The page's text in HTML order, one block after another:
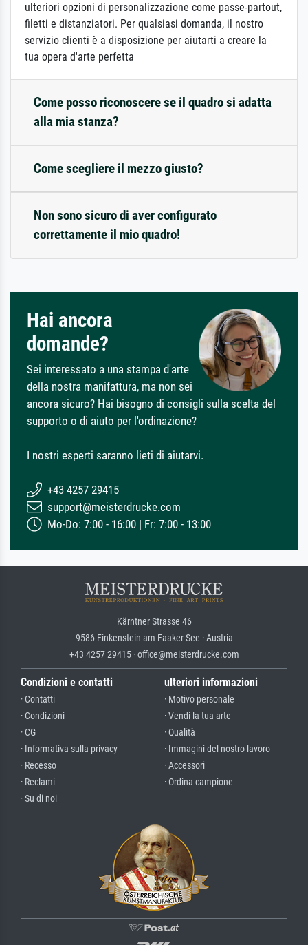
ulteriori opzioni di personalizzazione come passe-partout,
filetti e distanziatori. Per qualsiasi domanda, il nostro
servizio clienti è a disposizione per aiutarti a creare la
tua opera d'arte perfetta
Come posso riconoscere se il quadro si adatta
alla mia stanza?
Come scegliere il mezzo giusto?
Non sono sicuro di aver configurato
correttamente il mio quadro!
Hai ancora
domande?
Sei interessato a una stampa d'arte
della nostra manifattura, ma non sei
ancora sicuro? Hai bisogno di consigli sulla scelta del
supporto o di aiuto per l'ordinazione?
I nostri esperti saranno lieti di aiutarvi.
+43 4257 29415
support@meisterdrucke.com
Mo-Do: 7:00 - 16:00 | Fr: 7:00 - 13:00
Kärntner Strasse 46
9586 Finkenstein am Faaker See · Austria
+43 4257 29415 · office@meisterdrucke.com
Condizioni e contatti
· Contatti
· Condizioni
· CG
· Informativa sulla privacy
· Recesso
· Reclami
· Su di noi
ulteriori informazioni
· Motivo personale
· Vendi la tua arte
· Qualità
· Immagini del nostro lavoro
· Accessori
· Ordina campione